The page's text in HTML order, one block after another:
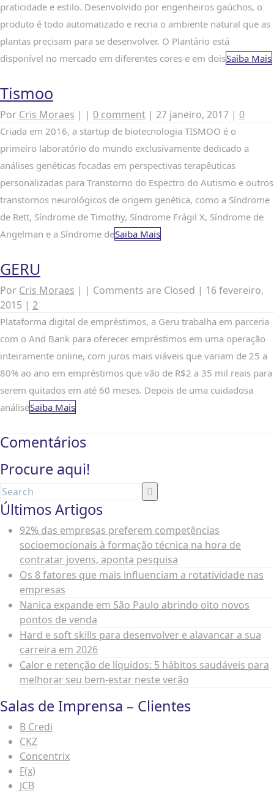
praticidade e estilo. Desenvolvido por engenheiros gaúchos, o
produto é todo automatizado e recria o ambiente natural que as
plantas precisam para se desenvolver. O Plantário está
disponível no mercado em diferentes cores e em doisSaiba Mais
Tismoo
Por Cris Moraes | | 0 comment | 27 janeiro, 2017 | 0
Criada em 2016, a startup de biotecnologia TISMOO é o
primeiro laboratório do mundo exclusivamente dedicado a
análises genéticas focadas em perspectivas terapêuticas
personalizadas para Transtorno do Espectro do Autismo e outros
transtornos neurológicos de origem genética, como a Síndrome
de Rett, Síndrome de Timothy, Síndrome Frágil X, Síndrome de
Angelman e a Síndrome deSaiba Mais
GERU
Por Cris Moraes | | Comments are Closed | 16 fevereiro,
2015 | 2
Plataforma digital de empréstimos, a Geru trabalha em parceria
com o And Bank para oferecer empréstimos em uma operação
inteiramente online, com juros mais viáveis que variam de 25 a
80% ao ano em empréstimos que vão de R$2 a 35 mil reais para
serem quitados em até 60 meses. Depois de uma cuidadosa
análiseSaiba Mais
Comentários
Procure aqui!
Últimos Artigos
92% das empresas preferem competências
socioemocionais à formação técnica na hora de
contratar jovens, aponta pesquisa
Os 8 fatores que mais influenciam a rotatividade nas
empresas
Nanica expande em São Paulo abrindo oito novos
pontos de venda
Hard e soft skills para desenvolver e alavancar a sua
carreira em 2026
Calor e retenção de líquidos: 5 hábitos saudáveis para
melhorar seu bem-estar neste verão
Salas de Imprensa – Clientes
B Credi
CKZ
Concentrix
F(x)
JCB